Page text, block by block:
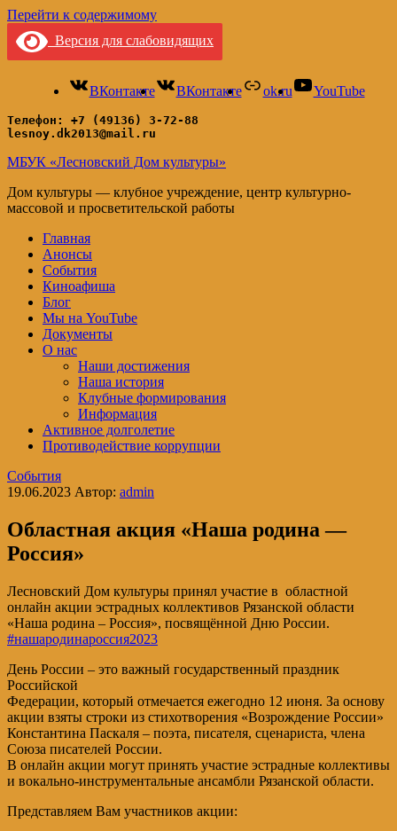
Перейти к содержимому
Версия для слабовидящих
ВКонтакте ВКонтакте ok.ru YouTube
Телефон: +7 (49136) 3-72-88
lesnoy.dk2013@mail.ru
МБУК «Лесновский Дом культуры»
Дом культуры — клубное учреждение, центр культурно-
массовой и просветительской работы
Главная
Анонсы
События
Киноафиша
Блог
Мы на YouTube
Документы
О нас
Наши достижения
Наша история
Клубные формирования
Информация
Активное долголетие
Противодействие коррупции
События
19.06.2023 Автор: admin
Областная акция «Наша родина —
Россия»
Лесновский Дом культуры принял участие в областной
онлайн акции эстрадных коллективов Рязанской области
«Наша родина – Россия», посвящённой Дню России.
#нашародинароссия2023
День России – это важный государственный праздник
Российской
Федерации, который отмечается ежегодно 12 июня. За основу
акции взяты строки из стихотворения «Возрождение России»
Константина Паскаля – поэта, писателя, сценариста, члена
Союза писателей России.
В онлайн акции могут принять участие эстрадные коллективы
и вокально-инструментальные ансамбли Рязанской области.
Представляем Вам участников акции: